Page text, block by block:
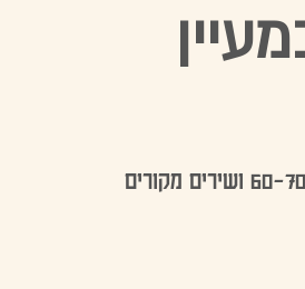
הופעה - מוסיקה מדהימה, שירי רוק קלסי משנות ה60-70 ושירים מקורים